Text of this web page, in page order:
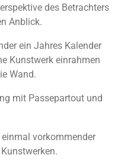
des Betrachters
Anblick.
ein Jahres Kalender
Kunstwerk einrahmen
Wand.
mit Passepartout und
vorkommender